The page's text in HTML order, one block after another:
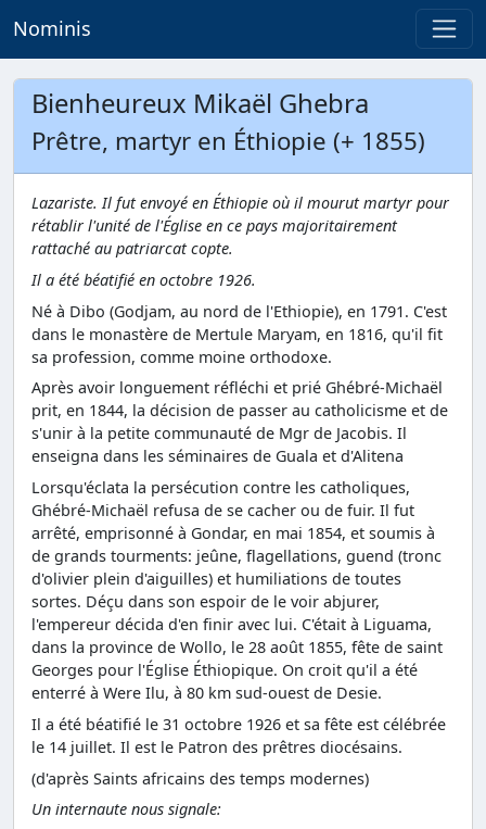
Nominis
Bienheureux Mikaël Ghebra
Prêtre, martyr en Éthiopie (+ 1855)
Lazariste. Il fut envoyé en Éthiopie où il mourut martyr pour
rétablir l'unité de l'Église en ce pays majoritairement
rattaché au patriarcat copte.
Il a été béatifié en octobre 1926.
Né à Dibo (Godjam, au nord de l'Ethiopie), en 1791. C'est
dans le monastère de Mertule Maryam, en 1816, qu'il fit
sa profession, comme moine orthodoxe.
Après avoir longuement réfléchi et prié Ghébré-Michaël
prit, en 1844, la décision de passer au catholicisme et de
s'unir à la petite communauté de Mgr de Jacobis. Il
enseigna dans les séminaires de Guala et d'Alitena
Lorsqu'éclata la persécution contre les catholiques,
Ghébré-Michaël refusa de se cacher ou de fuir. Il fut
arrêté, emprisonné à Gondar, en mai 1854, et soumis à
de grands tourments: jeûne, flagellations, guend (tronc
d'olivier plein d'aiguilles) et humiliations de toutes
sortes. Déçu dans son espoir de le voir abjurer,
l'empereur décida d'en finir avec lui. C'était à Liguama,
dans la province de Wollo, le 28 août 1855, fête de saint
Georges pour l'Église Éthiopique. On croit qu'il a été
enterré à Were Ilu, à 80 km sud-ouest de Desie.
Il a été béatifié le 31 octobre 1926 et sa fête est célébrée
le 14 juillet. Il est le Patron des prêtres diocésains.
(d'après Saints africains des temps modernes)
Un internaute nous signale: